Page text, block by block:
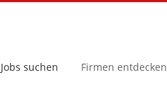
Jobs suchen Firmen entdecken